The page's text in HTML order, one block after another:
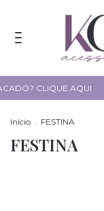
CLIQUE AQUI
Início . FESTINA
FESTINA